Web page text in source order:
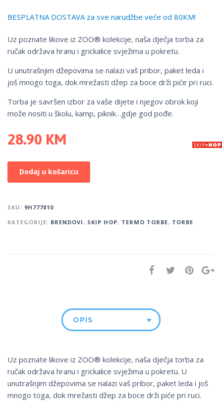
BESPLATNA DOSTAVA za sve narudžbe veće od 80KM!
Uz poznate likove iz ZOO® kolekcije, naša dječja torba za
ručak održava hranu i grickalice svježima u pokretu.
U unutrašnjim džepovima se nalazi vaš pribor, paket leda i
još mnogo toga, dok mrežasti džep za boce drži piće pri ruci.
Torba je savršen izbor za vaše dijete i njegov obrok koji
može nositi u školu, kamp, piknik…gdje god pođe.
28.90 KM
Dodaj u košaricu
SKU: 9H777810
KATEGORIJE: BRENDOVI, SKIP HOP, TERMO TORBE, TORBE
OPIS
Uz poznate likove iz ZOO® kolekcije, naša dječja torba za
ručak održava hranu i grickalice svježima u pokretu. U
unutrašnjim džepovima se nalazi vaš pribor, paket leda i još
mnogo toga, dok mrežasti džep za boce drži piće pri ruci.